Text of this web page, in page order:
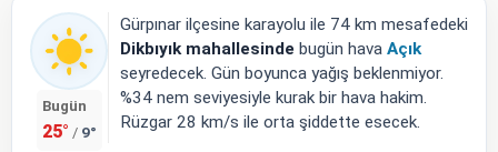
Bugün
25° / 9°
Gürpınar ilçesine karayolu ile 74 km mesafedeki
Dikbıyık mahallesinde bugün hava Açık
seyredecek. Gün boyunca yağış beklenmiyor.
%34 nem seviyesiyle kurak bir hava hakim.
Rüzgar 28 km/s ile orta şiddette esecek.